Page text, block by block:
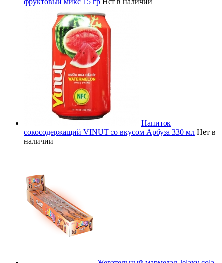
Напиток
сокосодержащий VINUT со вкусом Арбуза 330 мл Нет в
наличии